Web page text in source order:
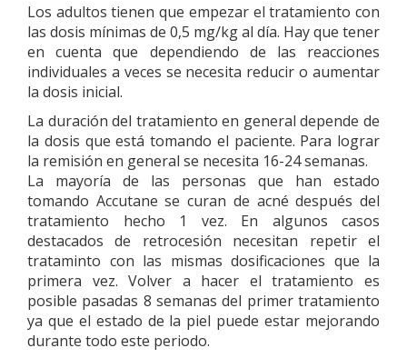
Los adultos tienen que empezar el tratamiento con
las dosis mínimas de 0,5 mg/kg al día. Hay que tener
en cuenta que dependiendo de las reacciones
individuales a veces se necesita reducir o aumentar
la dosis inicial.
La duración del tratamiento en general depende de
la dosis que está tomando el paciente. Para lograr
la remisión en general se necesita 16-24 semanas.
La mayoría de las personas que han estado
tomando Accutane se curan de acné después del
tratamiento hecho 1 vez. En algunos casos
destacados de retrocesión necesitan repetir el
trataminto con las mismas dosificaciones que la
primera vez. Volver a hacer el tratamiento es
posible pasadas 8 semanas del primer tratamiento
ya que el estado de la piel puede estar mejorando
durante todo este periodo.